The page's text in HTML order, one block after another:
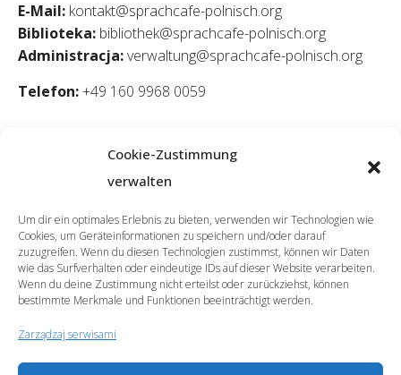
Cookie-Zustimmung
verwalten
Um dir ein optimales Erlebnis zu bieten, verwenden wir Technologien wie
Cookies, um Geräteinformationen zu speichern und/oder darauf
zuzugreifen. Wenn du diesen Technologien zustimmst, können wir Daten
wie das Surfverhalten oder eindeutige IDs auf dieser Website verarbeiten.
Wenn du deine Zustimmung nicht erteilst oder zurückziehst, können
bestimmte Merkmale und Funktionen beeinträchtigt werden.
Zarządzaj serwisami
E-Mail: kontakt@sprachcafe-polnisch.org
Biblioteka: bibliothek@sprachcafe-polnisch.org
Administracja:verwaltung@sprachcafe-polnisch.org
Telefon:+49 160 9968 0059